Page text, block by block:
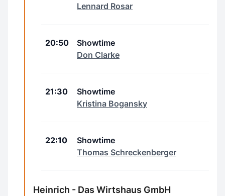
Lennard Rosar
20:50
Showtime
Don Clarke
21:30
Showtime
Kristina Bogansky
22:10
Showtime
Thomas Schreckenberger
Heinrich - Das Wirtshaus GmbH